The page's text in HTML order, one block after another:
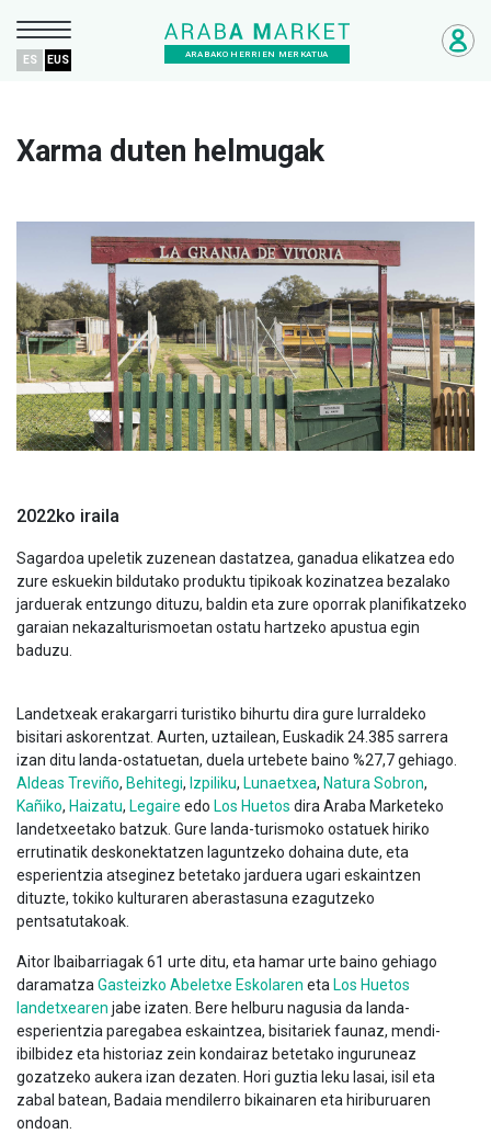
ARABAKO HERRIEN MERKATUA
ES EUS
Xarma duten helmugak
2022ko iraila
Sagardoa upeletik zuzenean dastatzea, ganadua elikatzea edo
zure eskuekin bildutako produktu tipikoak kozinatzea bezalako
jarduerak entzungo dituzu, baldin eta zure oporrak planifikatzeko
garaian nekazalturismoetan ostatu hartzeko apustua egin
baduzu.
Landetxeak erakargarri turistiko bihurtu dira gure lurraldeko
bisitari askorentzat. Aurten, uztailean, Euskadik 24.385 sarrera
izan ditu landa-ostatuetan, duela urtebete baino %27,7 gehiago.
Aldeas Treviño, Behitegi, Izpiliku, Lunaetxea, Natura Sobron,
Kañiko, Haizatu, Legaire edo Los Huetos dira Araba Marketeko
landetxeetako batzuk. Gure landa-turismoko ostatuek hiriko
errutinatik deskonektatzen laguntzeko dohaina dute, eta
esperientzia atseginez betetako jarduera ugari eskaintzen
dituzte, tokiko kulturaren aberastasuna ezagutzeko
pentsatutakoak.
Aitor Ibaibarriagak 61 urte ditu, eta hamar urte baino gehiago
daramatza Gasteizko Abeletxe Eskolaren eta Los Huetos
landetxearen jabe izaten. Bere helburu nagusia da landa-
esperientzia paregabea eskaintzea, bisitariek faunaz, mendi-
ibilbidez eta historiaz zein kondairaz betetako inguruneaz
gozatzeko aukera izan dezaten. Hori guztia leku lasai, isil eta
zabal batean, Badaia mendilerro bikainaren eta hiriburuaren
ondoan.